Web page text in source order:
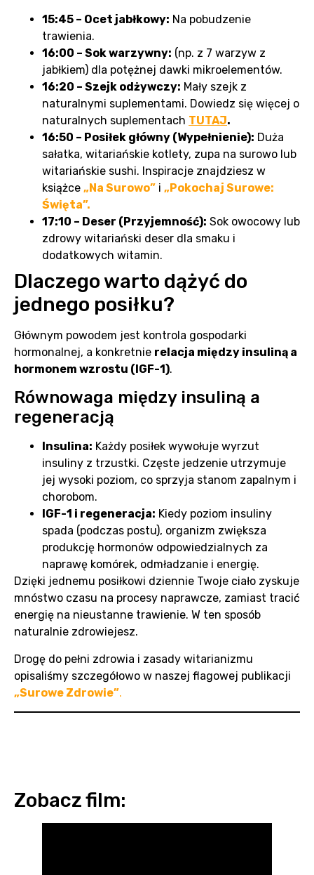
15:45 – Ocet jabłkowy: Na pobudzenie
trawienia.
16:00 – Sok warzywny: (np. z 7 warzyw z
jabłkiem) dla potężnej dawki mikroelementów.
16:20 – Szejk odżywczy: Mały szejk z
naturalnymi suplementami. Dowiedz się więcej o
naturalnych suplementach TUTAJ.
16:50 – Posiłek główny (Wypełnienie): Duża
sałatka, witariańskie kotlety, zupa na surowo lub
witariańskie sushi. Inspiracje znajdziesz w
książce „Na Surowo” i „Pokochaj Surowe:
Święta”.
17:10 – Deser (Przyjemność): Sok owocowy lub
zdrowy witariański deser dla smaku i
dodatkowych witamin.
Dlaczego warto dążyć do
jednego posiłku?
Głównym powodem jest kontrola gospodarki
hormonalnej, a konkretnie relacja między insuliną a
hormonem wzrostu (IGF-1).
Równowaga między insuliną a
regeneracją
Insulina: Każdy posiłek wywołuje wyrzut
insuliny z trzustki. Częste jedzenie utrzymuje
jej wysoki poziom, co sprzyja stanom zapalnym i
chorobom.
IGF-1 i regeneracja: Kiedy poziom insuliny
spada (podczas postu), organizm zwiększa
produkcję hormonów odpowiedzialnych za
naprawę komórek, odmładzanie i energię.
Dzięki jednemu posiłkowi dziennie Twoje ciało zyskuje
mnóstwo czasu na procesy naprawcze, zamiast tracić
energię na nieustanne trawienie. W ten sposób
naturalnie zdrowiejesz.
Drogę do pełni zdrowia i zasady witarianizmu
opisaliśmy szczegółowo w naszej flagowej publikacji
„Surowe Zdrowie”.
Zobacz film: